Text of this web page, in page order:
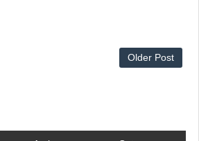
Older Post